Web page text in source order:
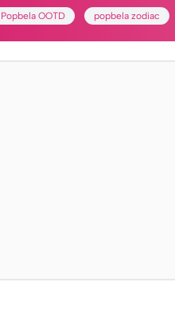
Popbela OOTD popbela zodiac